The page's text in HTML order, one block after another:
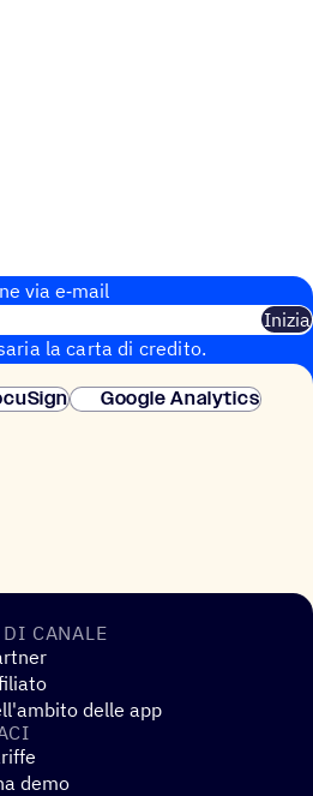
via e‑mail
Inizia
la carta di credito.
Google Analytics
DI CANALE
delle app
demo